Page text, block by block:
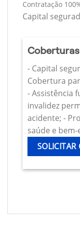
Contratação
Capital
- Capital
Cobertura
- Assistência
invalidez
acidente; -
saúde e
SOLICITAR